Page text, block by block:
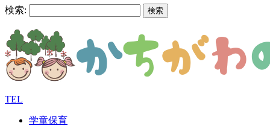
検索:
TEL
学童保育